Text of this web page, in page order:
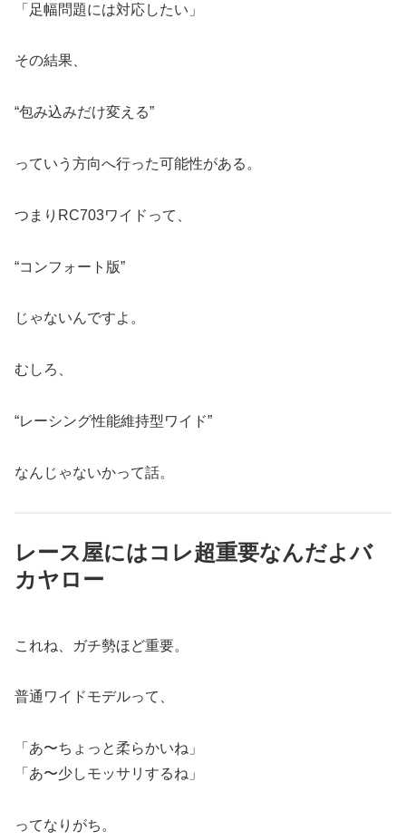
「足幅問題には対応したい」
その結果、
“包み込みだけ変える”
っていう方向へ行った可能性がある。
つまりRC703ワイドって、
“コンフォート版”
じゃないんですよ。
むしろ、
“レーシング性能維持型ワイド”
なんじゃないかって話。
レース屋にはコレ超重要なんだよバ
カヤロー
これね、ガチ勢ほど重要。
普通ワイドモデルって、
「あ〜ちょっと柔らかいね」
「あ〜少しモッサリするね」
ってなりがち。